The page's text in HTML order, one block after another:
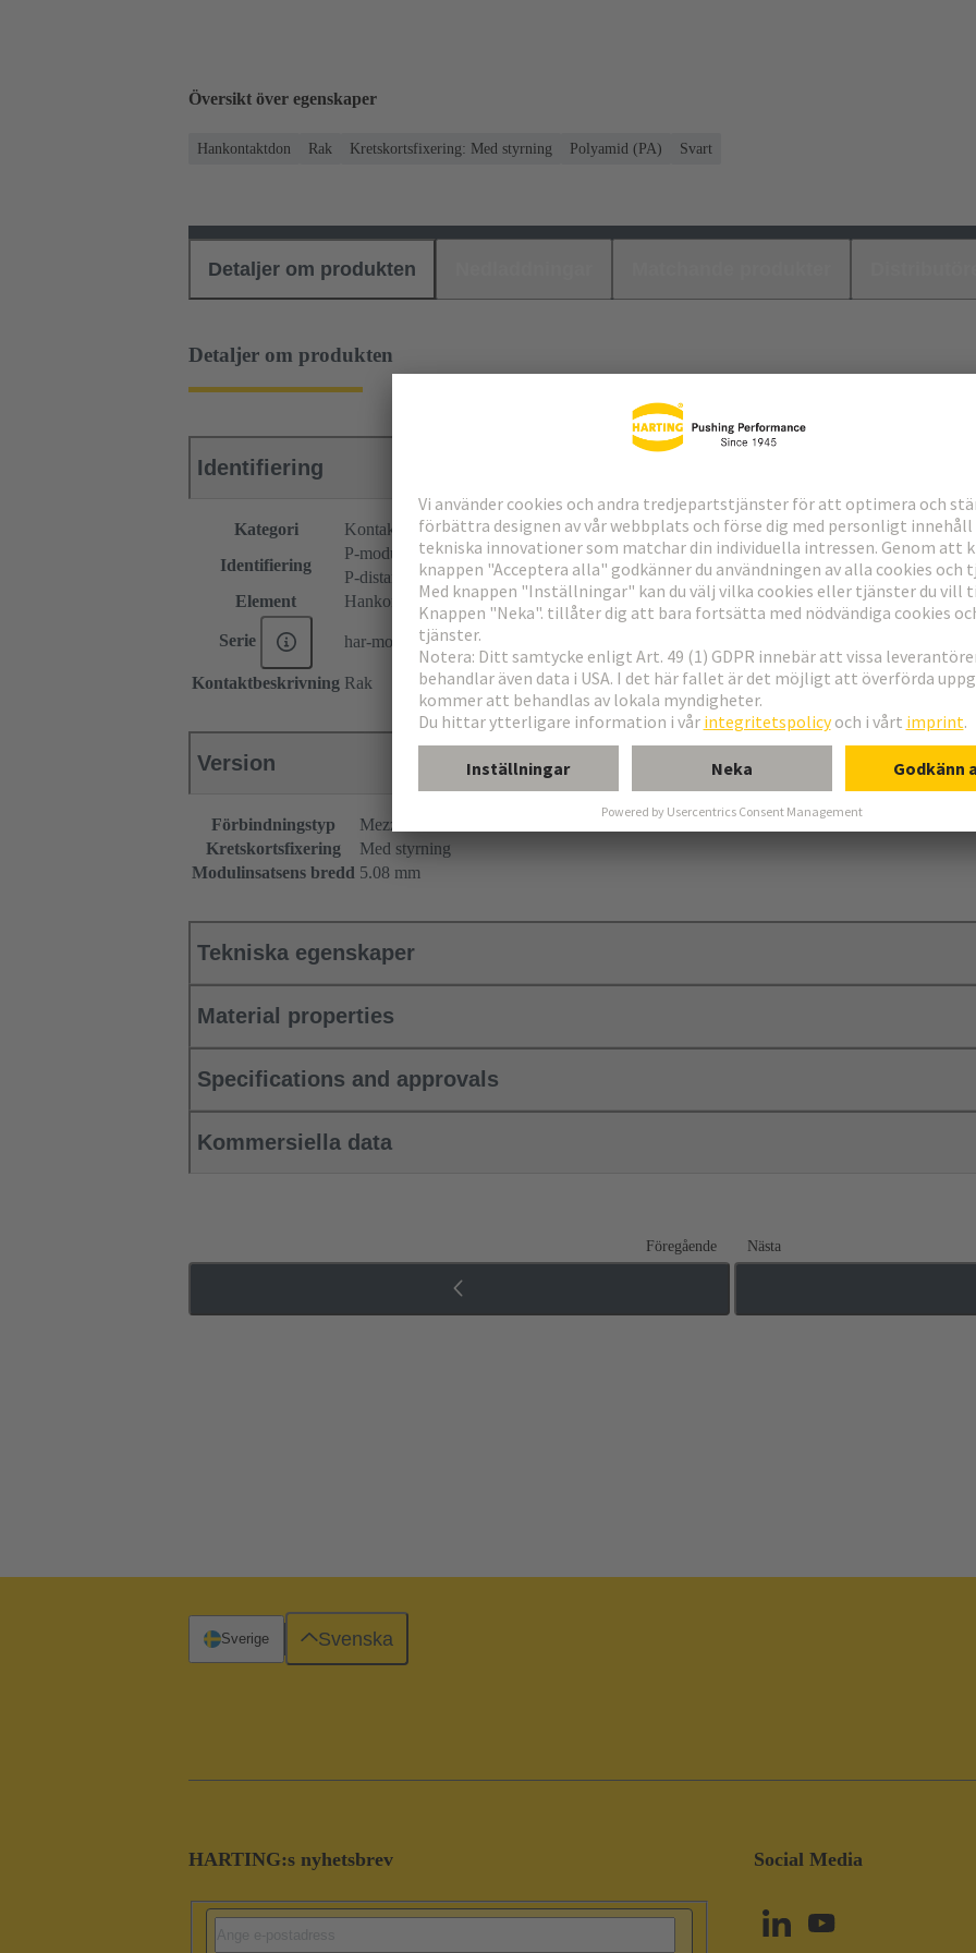
Översikt över egenskaper
Hankontaktdon Rak Kretskortsfixering: Med styrning Polyamid (PA) Svart
Detaljer om produkten
Detaljer om produkten
Identifiering
Kategori
Kontaktdon
Identifiering
P-modulinsats
P-distanselement
Element
Hankontaktdon
Serie har-modular®
Kontaktbeskrivning Rak
Version
Förbindningstyp
Mezzanin
Kretskortsfixering
Med styrning
Modulinsatsens bredd 5.08 mm
Tekniska egenskaper
Material properties
Specifications and approvals
Kommersiella data
Föregående Nästa
HARTING:s nyhetsbrev Social Media
Sverige Svenska